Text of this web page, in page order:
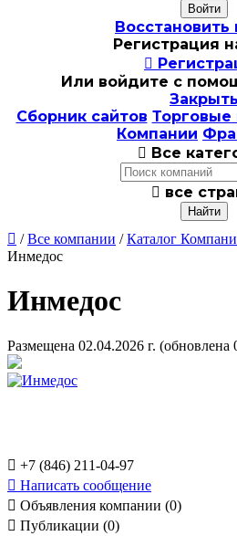
Восстановить
Регистрация

Или войдите с
Закрыть
Сборник сайтов
Компании
 Все
 все
 /Все компании /Каталог
Инмедос
Инмедос
Размещена 02.04.2026 г. (обновлена
 +7 (846) 211-04-97
 Написать сообщение
 Объявления компании (0)
 Публикации (0)